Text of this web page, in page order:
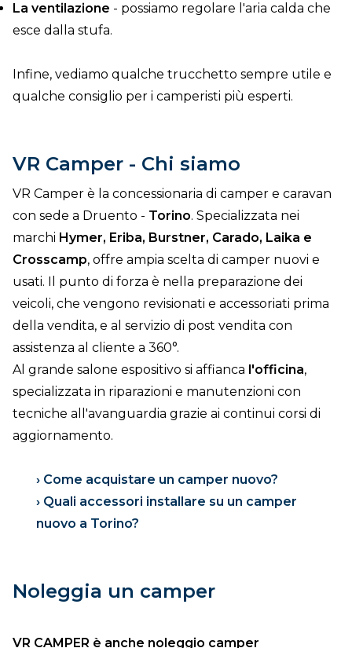
La ventilazione - possiamo regolare l'aria calda che
esce dalla stufa.
Infine, vediamo qualche trucchetto sempre utile e
qualche consiglio per i camperisti più esperti.
VR Camper - Chi siamo
VR Camper è la concessionaria di camper e caravan
con sede a Druento - Torino. Specializzata nei
marchi Hymer, Eriba, Burstner, Carado, Laika e
Crosscamp, offre ampia scelta di camper nuovi e
usati. Il punto di forza è nella preparazione dei
veicoli, che vengono revisionati e accessoriati prima
della vendita, e al servizio di post vendita con
assistenza al cliente a 360°.
Al grande salone espositivo si affianca l'officina,
specializzata in riparazioni e manutenzioni con
tecniche all'avanguardia grazie ai continui corsi di
aggiornamento.
› Come acquistare un camper nuovo?
› Quali accessori installare su un camper
nuovo a Torino?
Noleggia un camper
VR CAMPER è anche noleggio camper